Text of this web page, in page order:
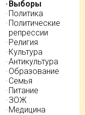
Выборы
Политика
Политические
репрессии
Религия
Культура
Антикультура
Образование
Семья
Питание
ЗОЖ
Медицина